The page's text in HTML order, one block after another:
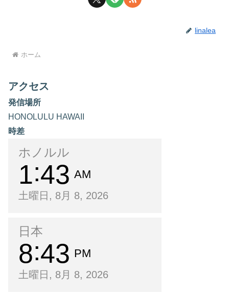
linalea
ホーム
アクセス
発信場所
HONOLULU HAWAII
時差
ホノルル
1 43 AM
土曜日, 8月 8, 2026
日本
8 43 PM
土曜日, 8月 8, 2026